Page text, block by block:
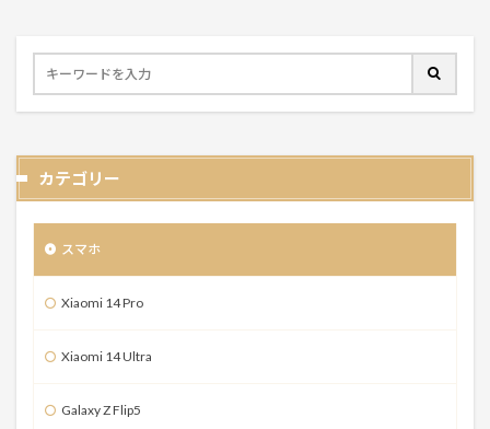
カテゴリー
スマホ
Xiaomi 14 Pro
Xiaomi 14 Ultra
Galaxy Z Flip5